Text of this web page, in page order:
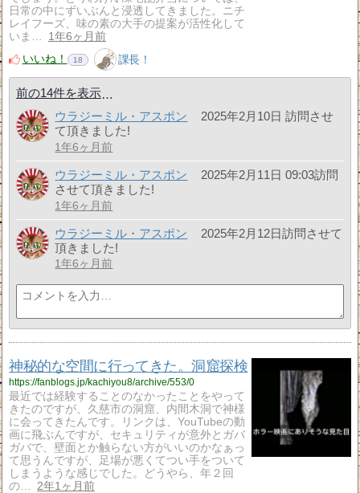
日常の中にずいぶんと浸透してきました。ニチ
レイフーズ、味の素の大手の提案が活性化して
いま…
1年6ヶ月前
いいね！
18 課長！
前の14件を表示
ウラジーミル・アスポン
2025年2月10日 訪問させ
て頂きました!
1年6ヶ月前
ウラジーミル・アスポン
2025年2月11日 09:03訪問
させて頂きました!
1年6ヶ月前
ウラジーミル・アスポン
2025年2月12日訪問させて
頂きました!
1年6ヶ月前
神秘的な空間に行ってきた。洞窟探検
https://fanblogs.jp/kachiyou8/archive/553/0
最近では経験することのなかったことをやって
きたのですが、久慈市の洞窟、内間木洞で神様
に会ってきたんです。リンクは、YouTubeの動
画に飛ぶんですが、セキュリティが意外とガバ
ガバで、壁面とか触らない方がいいのかなぁっ
て思うんですが、足場が悪くてつい手をついて
しまうような感じでした。どうやら、年２回
の…
2年1ヶ月前